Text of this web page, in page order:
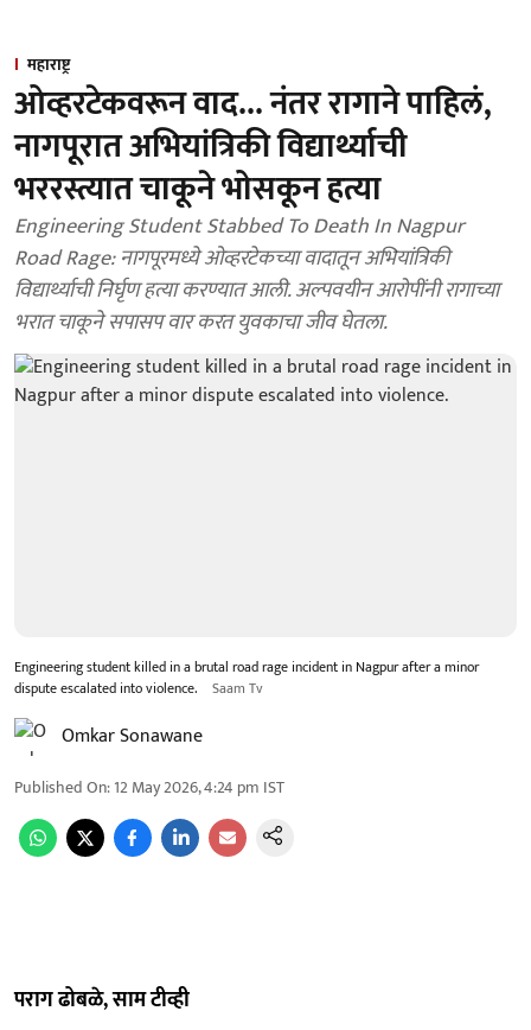
महाराष्ट्र
ओव्हरटेकवरून वाद... नंतर रागाने पाहिलं,
नागपूरात अभियांत्रिकी विद्यार्थ्याची
भररस्त्यात चाकूने भोसकून हत्या
Engineering Student Stabbed To Death In Nagpur
Road Rage: नागपूरमध्ये ओव्हरटेकच्या वादातून अभियांत्रिकी
विद्यार्थ्याची निर्घृण हत्या करण्यात आली. अल्पवयीन आरोपींनी रागाच्या
भरात चाकूने सपासप वार करत युवकाचा जीव घेतला.
Engineering student killed in a brutal road rage incident in Nagpur after a minor
dispute escalated into violence.
Saam Tv
Omkar Sonawane
Published On:12 May 2026, 4:24 pm IST
पराग ढोबळे, साम टीव्ही